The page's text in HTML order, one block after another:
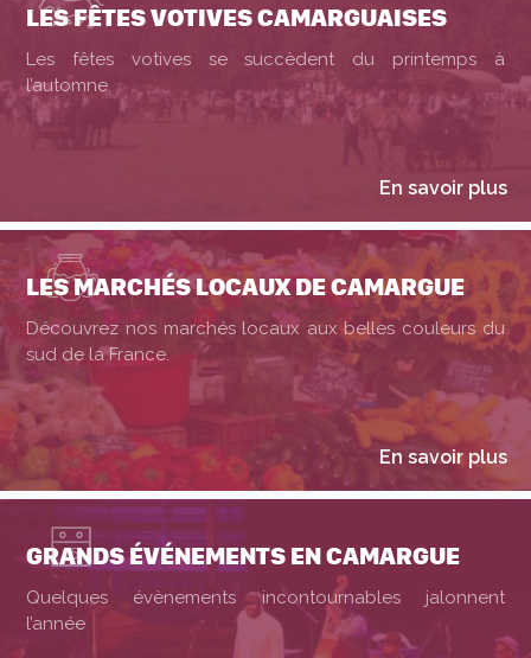
LES FÊTES VOTIVES CAMARGUAISES
Les fêtes votives se succèdent du printemps à
l’automne.
En savoir plus
LES MARCHÉS LOCAUX DE CAMARGUE
Découvrez nos marchés locaux aux belles couleurs du
sud de la France.
En savoir plus
GRANDS ÉVÉNEMENTS EN CAMARGUE
Quelques évènements incontournables jalonnent
l’année